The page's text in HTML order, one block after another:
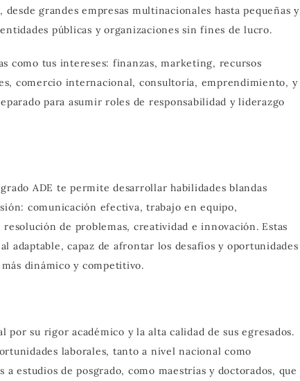
grandes empresas multinacionales hasta pequeñas y
públicas y organizaciones sin fines de lucro.
como tus intereses: finanzas, marketing, recursos
comercio internacional, consultoría, emprendimiento, y
para asumir roles de responsabilidad y liderazgo
ADE te permite desarrollar habilidades blandas
comunicación efectiva, trabajo en equipo,
de problemas, creatividad e innovación. Estas
adaptable, capaz de afrontar los desafíos y oportunidades
dinámico y competitivo.
su rigor académico y la alta calidad de sus egresados.
laborales, tanto a nivel nacional como
estudios de posgrado, como maestrías y doctorados, que